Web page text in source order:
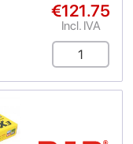
€121.75
Incl. IVA